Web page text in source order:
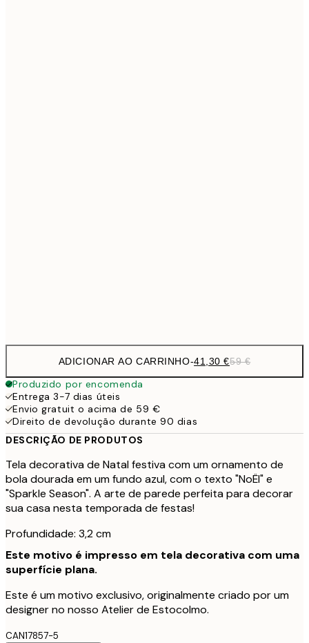
ADICIONAR AO CARRINHO-41,30 €59 €
Produzido por encomenda
Entrega 3-7 dias úteis
Envio gratuit o acima de 59 €
Direito de devolução durante 90 dias
DESCRIÇÃO DE PRODUTOS
Tela decorativa de Natal festiva com um ornamento de
bola dourada em um fundo azul, com o texto "NoËl" e
"Sparkle Season". A arte de parede perfeita para decorar
sua casa nesta temporada de festas!
Profundidade: 3,2 cm
Este motivo é impresso em tela decorativa com uma
superfície plana.
Este é um motivo exclusivo, originalmente criado por um
designer no nosso Atelier de Estocolmo.
CAN17857-5